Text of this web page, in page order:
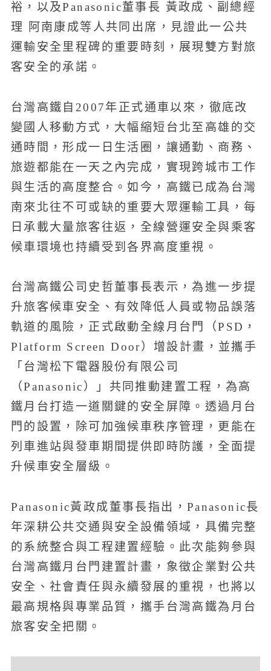
裕，以及Panasonic董事長 黃政成、副總經
理 阿南康成等人共同出席，見證此一公共
運輸安全里程碑的重要時刻，展現雙方對旅
客安全的承諾。
台灣高鐵自2007年正式通車以來，徹底改
變國人移動方式，大幅縮短台北至高雄的交
通時間，形成一日生活圈，讓通勤、商務、
旅遊都能在一天之內完成，實現跨城市工作
與生活的高度整合。如今，高鐵已成為台灣
南來北往不可或缺的重要大眾運輸工具，每
日承載大量旅客往返，全線營運安全與乘客
候車環境也持續受到各界高度重視。
台灣高鐵公司史哲董事長表示，為進一步提
升旅客候車安全、有效降低人員或物品誤落
軌道的風險，正式啟動全線月台門（PSD，
Platform Screen Door）增設計畫，並攜手
「台灣松下電器股份有限公司
（Panasonic）」共同推動建置工程，為高
鐵月台打造一道關鍵的安全屏障。透過月台
門的設置，除可加強候車秩序管理，更能在
列車進站與發車期間提供即時防護，全面提
升候車安全層級。
Panasonic黃政成董事長指出，Panasonic長
年深耕公共交通與安全設備領域，具備完整
的系統整合與工程建置經驗。此次能夠參與
台灣高鐵月台門建置計畫，象徵企業對公共
安全、社會責任與永續發展的重視，也將以
最高規格與專業品質，攜手台灣高鐵為月台
旅客安全把關。